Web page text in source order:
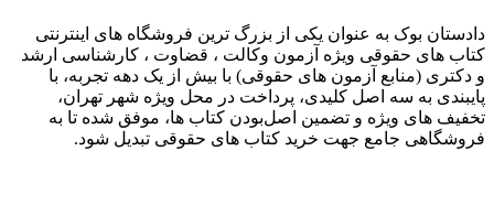
دادستان بوک به عنوان یکی از بزرگ ترین فروشگاه های اینترنتی
کتاب های حقوقی ویژه آزمون وکالت ، قضاوت ، کارشناسی ارشد
و دکتری (منابع آزمون های حقوقی) با بیش از یک دهه تجربه، با
پایبندی به سه اصل کلیدی، پرداخت در محل ویژه شهر تهران،
تخفیف های ویژه و تضمین اصل‌بودن کتاب ها، موفق شده تا به
فروشگاهی جامع جهت خرید کتاب های حقوقی تبدیل شود.